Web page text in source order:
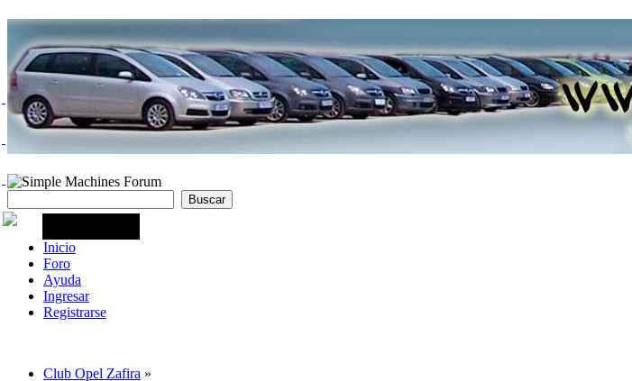
Inicio
Foro
Ayuda
Ingresar
Registrarse
Club Opel Zafira »